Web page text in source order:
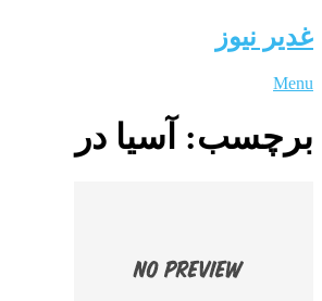
غدیر نیوز
Menu
برچسب: آسیا در